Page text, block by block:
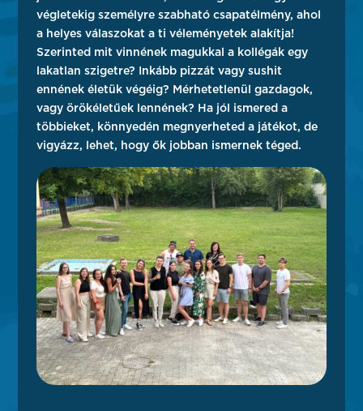
végletekig személyre szabható csapatélmény, ahol
a helyes válaszokat a ti véleményetek alakítja!
Szerinted mit vinnének magukkal a kollégák egy
lakatlan szigetre? Inkább pizzát vagy sushit
ennének életük végéig? Mérhetetlenül gazdagok,
vagy örökéletűek lennének? Ha jól ismered a
többieket, könnyedén megnyerheted a játékot, de
vigyázz, lehet, hogy ők jobban ismernek téged.